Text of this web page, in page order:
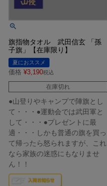
旗指物タオル 武田信玄 「孫
子旗」【在庫限り】
夏におススメ
価格 ¥3,190税込
在庫切れ
●山登りやキャンプで陣旗とし
て・・・●運動会では武田軍と
して・・・●プレゼントに最
適・・・しかも普通の旗を買っ
て帰ったら怒られますが、これ
なら家族の迷惑にもなりませ
ん！！